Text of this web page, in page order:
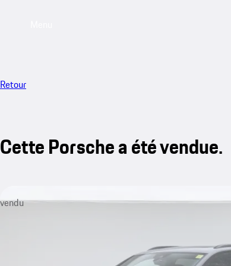
Retour
Cette Porsche a été vendue.
vendu